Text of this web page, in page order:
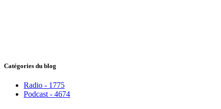
Catégories du blog
Radio - 1775
Podcast - 4674